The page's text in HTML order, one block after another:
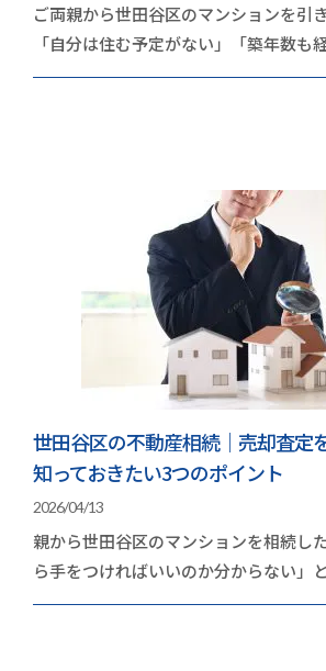
ご両親から世田谷区のマンションを引
「自分は住む予定がない」「築年数も
ものか」と頭を抱えている方が増えて
世田谷区の不動産相続｜売却査定
知っておきたい3つのポイント
2026/04/13
親から世田谷区のマンションを相続し
ら手をつければいいのか分からない」
る方は多いのではないでしょうか。世